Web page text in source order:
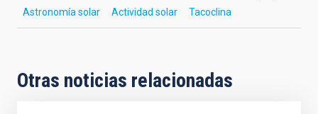
Astronomía solar
Actividad solar Tacoclina
Otras noticias relacionadas